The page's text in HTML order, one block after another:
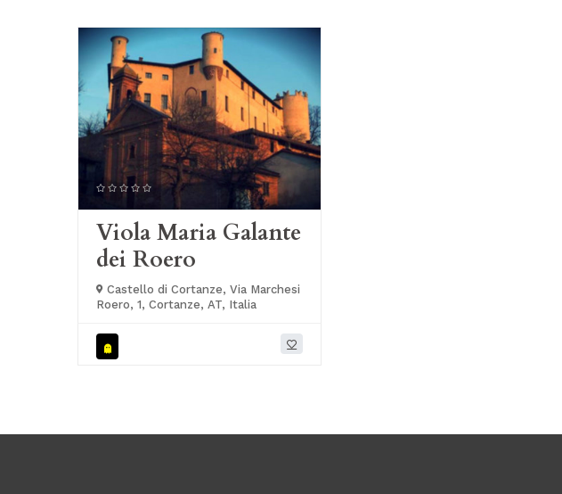
Viola Maria Galante
dei Roero
Castello di Cortanze, Via Marchesi
Roero, 1, Cortanze, AT, Italia